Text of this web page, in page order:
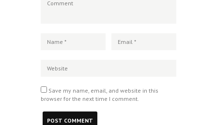
Save my name, email, and website in this
browser for the next time I comment.